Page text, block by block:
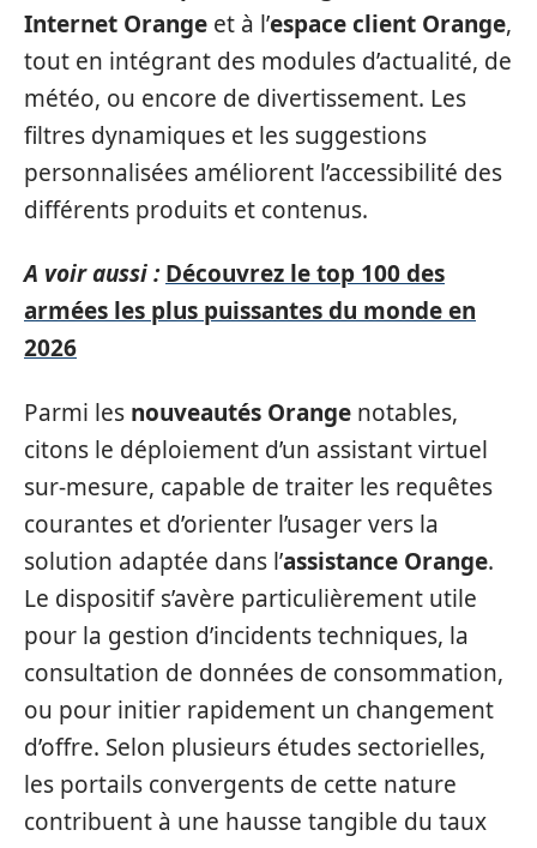
Internet Orange et à l’espace client Orange,
tout en intégrant des modules d’actualité, de
météo, ou encore de divertissement. Les
filtres dynamiques et les suggestions
personnalisées améliorent l’accessibilité des
différents produits et contenus.
A voir aussi : Découvrez le top 100 des
armées les plus puissantes du monde en
2026
Parmi les nouveautés Orange notables,
citons le déploiement d’un assistant virtuel
sur-mesure, capable de traiter les requêtes
courantes et d’orienter l’usager vers la
solution adaptée dans l’assistance Orange.
Le dispositif s’avère particulièrement utile
pour la gestion d’incidents techniques, la
consultation de données de consommation,
ou pour initier rapidement un changement
d’offre. Selon plusieurs études sectorielles,
les portails convergents de cette nature
contribuent à une hausse tangible du taux